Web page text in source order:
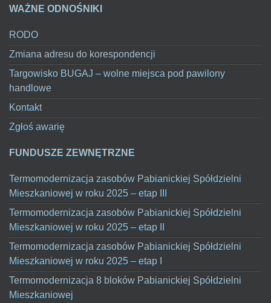
WAŻNE ODNOŚNIKI
RODO
Zmiana adresu do korespondencji
Targowisko BUGAJ – wolne miejsca pod pawilony
handlowe
Kontakt
Zgłoś awarię
FUNDUSZE ZEWNĘTRZNE
Termomodernizacja zasobów Pabianickiej Spółdzielni
Mieszkaniowej w roku 2025 – etap III
Termomodernizacja zasobów Pabianickiej Spółdzielni
Mieszkaniowej w roku 2025 – etap II
Termomodernizacja zasobów Pabianickiej Spółdzielni
Mieszkaniowej w roku 2025 – etap I
Termomodernizacja 8 bloków Pabianickiej Spółdzielni
Mieszkaniowej